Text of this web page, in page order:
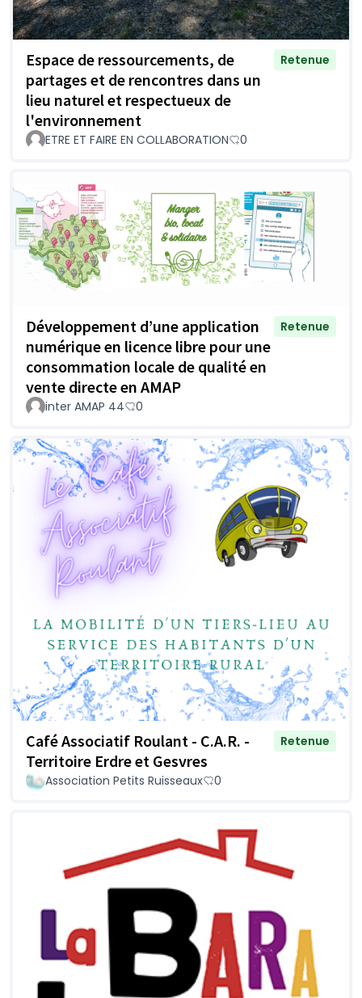
Espace de ressourcements, de
partages et de rencontres dans un
lieu naturel et respectueux de
l'environnement
Retenue
ETRE ET FAIRE EN COLLABORATION 0
Développement d’une application
numérique en licence libre pour une
consommation locale de qualité en
vente directe en AMAP
Retenue
inter AMAP 44 0
Café Associatif Roulant - C.A.R. -
Territoire Erdre et Gesvres
Retenue
Association Petits Ruisseaux 0